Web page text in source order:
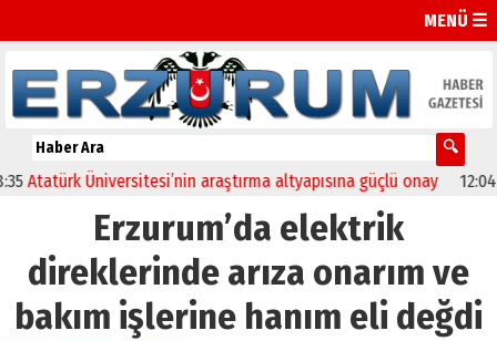
MENÜ ☰
Üniversitesi’nin araştırma altyapısına güçlü onay 12:04
Erzurum’da elektrik
direklerinde arıza onarım ve
bakım işlerine hanım eli değdi